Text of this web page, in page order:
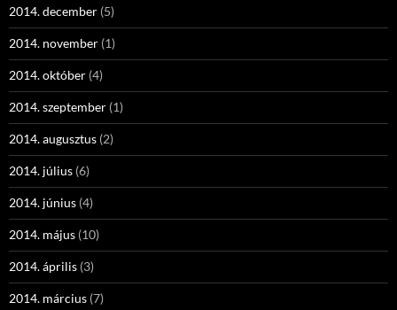
2014. december (5)
2014. november (1)
2014. október (4)
2014. szeptember (1)
2014. augusztus (2)
2014. július (6)
2014. június (4)
2014. május (10)
2014. április (3)
2014. március (7)